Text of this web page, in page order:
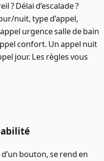
? Délai d’escalade ?
nuit, type d’appel,
urgence salle de bain
confort. Un appel nuit
jour. Les règles vous
bouton, se rend en